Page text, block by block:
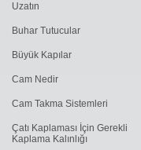
Uzatın
Buhar Tutucular
Büyük Kapılar
Cam Nedir
Cam Takma Sistemleri
Çatı Kaplaması İçin Gerekli
Kaplama Kalınlığı